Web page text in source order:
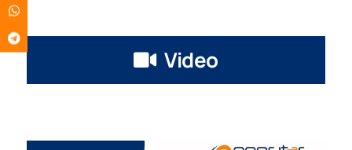
Video